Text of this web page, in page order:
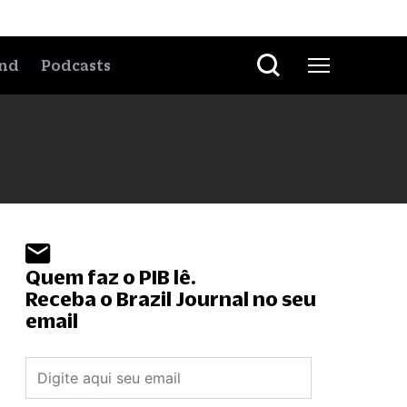
Podcasts
Quem faz o PIB lê.
Receba o Brazil Journal no seu
email